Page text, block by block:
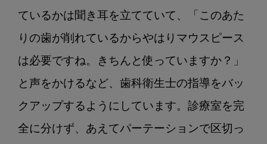
ているかは聞き耳を立てていて、「このあた
りの歯が削れているからやはりマウスピース
は必要ですね。きちんと使っていますか？」
と声をかけるなど、歯科衛生士の指導をバッ
クアップするようにしています。診療室を完
全に分けず、あえてパーテーションで区切っ